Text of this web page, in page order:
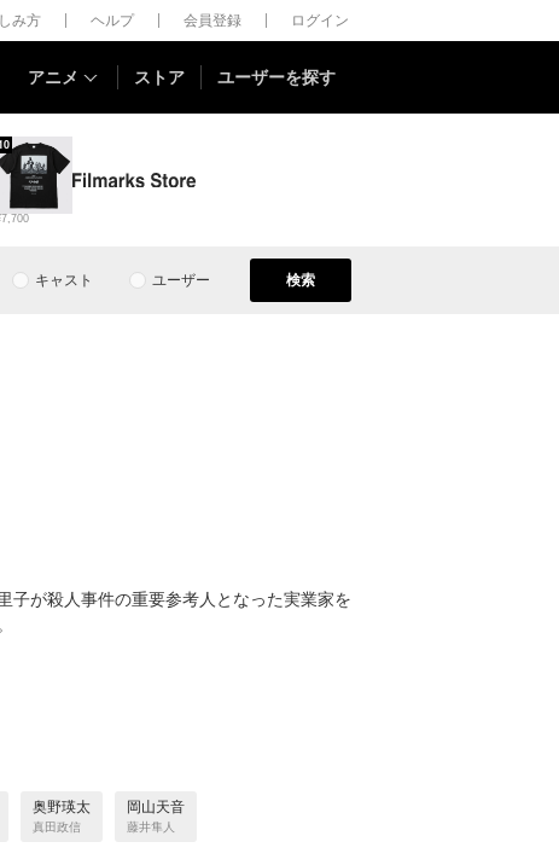
み方 ヘルプ 会員登録 ログイン
アニメ ストア ユーザーを探す
キャスト ユーザー 検索
子が殺人事件の重要参考人となった実業家を
奥野瑛太
真田政信
岡山天音
藤井隼人